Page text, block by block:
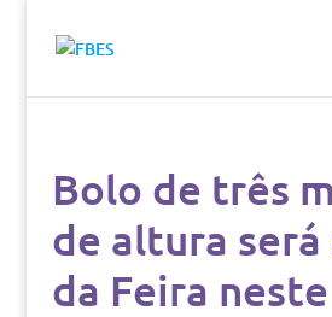
Bolo de três
de altura
da Feira